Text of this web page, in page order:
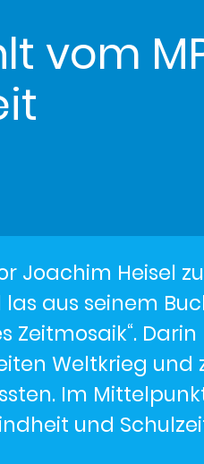
vom
Joachim Heisel
aus seinem
Darin
Weltkrieg und
Im
und